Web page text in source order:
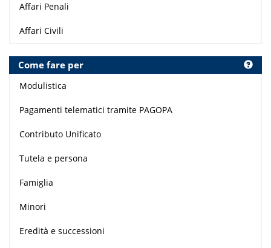
Affari Penali
Affari Civili
Come fare per
Modulistica
Pagamenti telematici tramite PAGOPA
Contributo Unificato
Tutela e persona
Famiglia
Minori
Eredità e successioni